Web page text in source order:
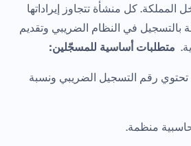
كل منشأة تتجاوز إيراداتها
مُلزمة بالتسجيل في النظام الضريبي وتقديم
متطلبات أساسية للمسجّلين:
تحتوي رقم التسجيل الضريبي ونسبة
منظمة.